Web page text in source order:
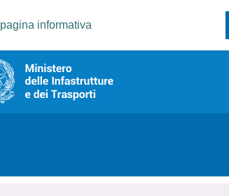
pagina informativa